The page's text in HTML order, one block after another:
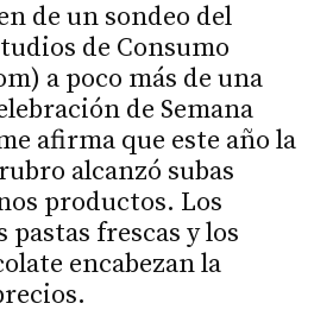
de un sondeo del
de Consumo
a poco más de una
de Semana
afirma que este año la
alcanzó subas
productos. Los
pastas frescas y los
encabezan la